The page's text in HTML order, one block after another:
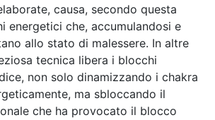
causa, secondo questa
energetici che, accumulandosi e
allo stato di malessere. In altre
tecnica libera i blocchi
non solo dinamizzando i chakra
ma sbloccando il
che ha provocato il blocco